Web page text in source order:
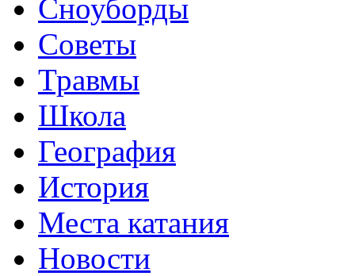
Сноуборды
Советы
Травмы
Школа
География
История
Места катания
Новости